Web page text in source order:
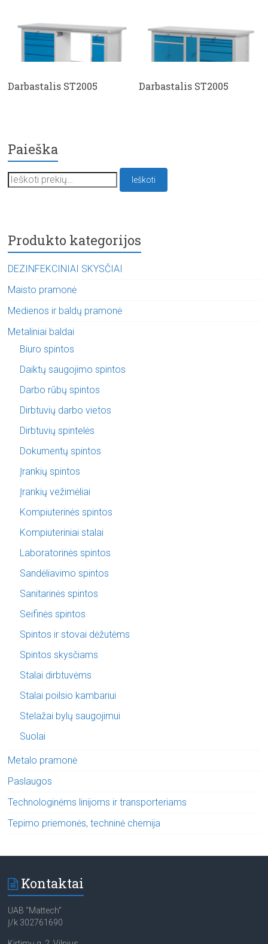
Darbastalis ST2005 Darbastalis ST2005
Paieška
Ieškoti:
Ieškoti
Produkto kategorijos
DEZINFEKCINIAI SKYSČIAI
Maisto pramonė
Medienos ir baldų pramonė
Metaliniai baldai
Biuro spintos
Daiktų saugojimo spintos
Darbo rūbų spintos
Dirbtuvių darbo vietos
Dirbtuvių spintelės
Dokumentų spintos
Įrankių spintos
Įrankių vežimėliai
Kompiuterinės spintos
Kompiuteriniai stalai
Laboratorinės spintos
Sandėliavimo spintos
Sanitarinės spintos
Seifinės spintos
Spintos ir stovai dėžutėms
Spintos skysčiams
Stalai dirbtuvėms
Stalai poilsio kambariui
Stelažai bylų saugojimui
Suolai
Metalo pramonė
Paslaugos
Technologinėms linijoms ir transporteriams
Tepimo priemonės, techninė chemija
Kontaktai
UAB "Mattech"
Į/k 302761690